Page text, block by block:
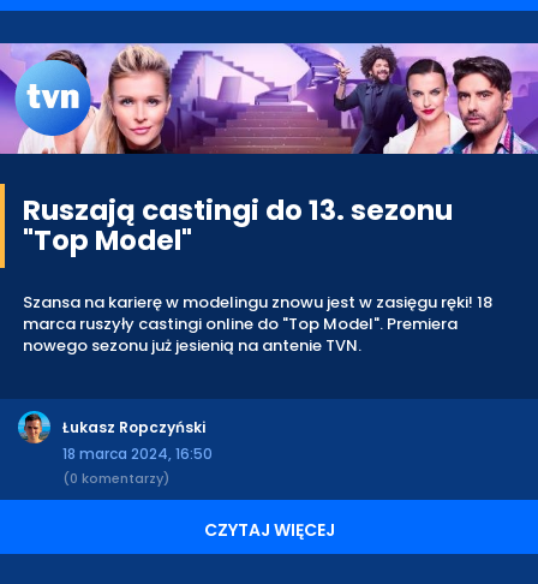
Ruszają castingi do 13. sezonu
"Top Model"
Szansa na karierę w modelingu znowu jest w zasięgu ręki! 18
marca ruszyły castingi online do "Top Model". Premiera
nowego sezonu już jesienią na antenie TVN.
Łukasz Ropczyński
18 marca 2024, 16:50
(0 komentarzy)
CZYTAJ WIĘCEJ